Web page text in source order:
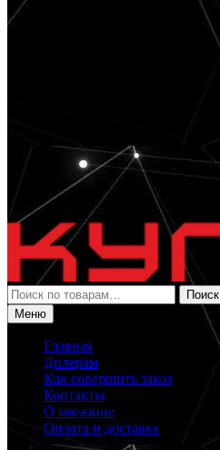
Искать:
Поиск
Меню
Главная
Дилерам
Как совершить заказ
Контакты
О магазине
Оплата и доставка